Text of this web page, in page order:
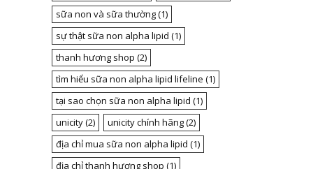
sữa non và sữa thường(1)
sự thật sữa non alpha lipid (1)
thanh hương shop (2)
tìm hiểu sữa non alpha lipid lifeline (1)
tại sao chọn sữa non alpha lipid (1)
unicity(2) unicity chính hãng(2)
địa chỉ mua sữa non alpha lipid (1)
địa chỉ thanh hương shop (1)